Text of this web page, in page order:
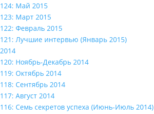
124: Май 2015
123: Март 2015
122: Февраль 2015
121: Лучшие интервью (Январь 2015)
2014
120: Ноябрь-Декабрь 2014
119: Октябрь 2014
118: Сентябрь 2014
117: Август 2014
116: Семь секретов успеха (Июнь-Июль 2014)